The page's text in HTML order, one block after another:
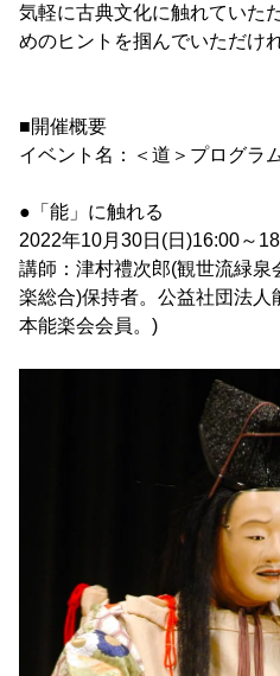
気軽に古典文化に触れていた
めのヒントを掴んでいただけ
■開催概要
イベント名：＜道＞プログラ
●「能」に触れる
2022年10月30日(日)16:00～
講師：津村禮次郎(観世流緑
楽総合)保持者。公益社団法人
本能楽会会員。)